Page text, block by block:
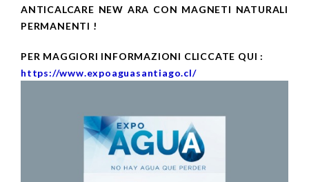
ANTICALCARE NEW ARA CON MAGNETI NATURALI
PERMANENTI !
PER MAGGIORI INFORMAZIONI CLICCATE QUI :
https://www.expoaguasantiago.cl/